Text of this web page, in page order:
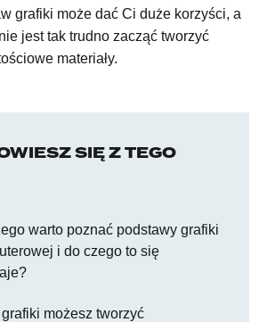
grafiki może dać Ci duże korzyści, a
jest tak trudno zacząć tworzyć
materiały.
SIĘ Z TEGO
warto poznać podstawy grafiki
i do czego to się
możesz tworzyć